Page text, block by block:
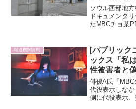
ソウル西部地
ドキュメンタ
たMBCチョ某
の嘆願を提起
難になってい
-報道機関資料-
[パブリック
ックス「私
性被害者と
俳優A氏「MBC
代役表示しな
側に代役表示、